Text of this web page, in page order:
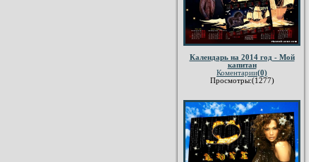
Календарь на 2014 год - Мой
капитан
Коментарии(0)
Просмотры:(1277)